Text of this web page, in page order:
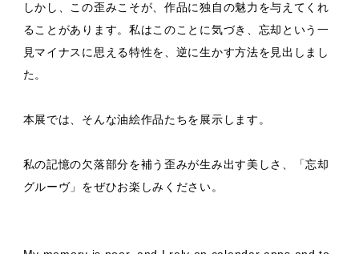
しかし、この歪みこそが、作品に独自の魅力を与えてくれ
ることがあります。私はこのことに気づき、忘却という一
見マイナスに思える特性を、逆に生かす方法を見出しまし
た。
本展では、そんな油絵作品たちを展示します。
私の記憶の欠落部分を補う歪みが生み出す美しさ、「忘却
グルーヴ」をぜひお楽しみください。